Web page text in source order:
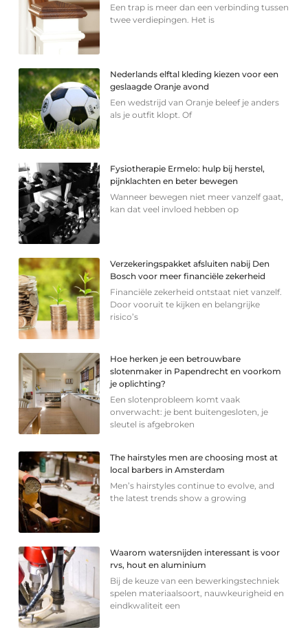
Een trap is meer dan een verbinding tussen
twee verdiepingen. Het is
Nederlands elftal kleding kiezen voor een
geslaagde Oranje avond
Een wedstrijd van Oranje beleef je anders
als je outfit klopt. Of
Fysiotherapie Ermelo: hulp bij herstel,
pijnklachten en beter bewegen
Wanneer bewegen niet meer vanzelf gaat,
kan dat veel invloed hebben op
Verzekeringspakket afsluiten nabij Den
Bosch voor meer financiële zekerheid
Financiële zekerheid ontstaat niet vanzelf.
Door vooruit te kijken en belangrijke
risico’s
Hoe herken je een betrouwbare
slotenmaker in Papendrecht en voorkom
je oplichting?
Een slotenprobleem komt vaak
onverwacht: je bent buitengesloten, je
sleutel is afgebroken
The hairstyles men are choosing most at
local barbers in Amsterdam
Men’s hairstyles continue to evolve, and
the latest trends show a growing
Waarom watersnijden interessant is voor
rvs, hout en aluminium
Bij de keuze van een bewerkingstechniek
spelen materiaalsoort, nauwkeurigheid en
eindkwaliteit een